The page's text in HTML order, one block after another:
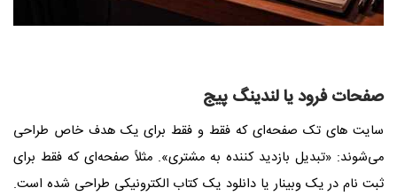
صفحات فرود یا لندینگ پیج
سایت‌ های تک ‌صفحه‌ای که فقط و فقط برای یک هدف خاص طراحی
می‌شوند: «تبدیل بازدید کننده به مشتری». مثلاً صفحه‌ای که فقط برای
ثبت ‌نام در یک وبینار یا دانلود یک کتاب الکترونیکی طراحی شده است.